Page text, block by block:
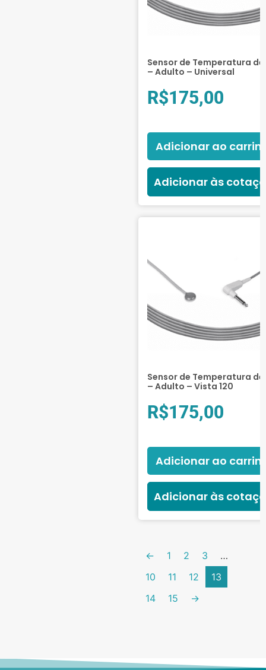
Sensor de Temperatura de
– Adulto – Universal
R$175,00
Adicionar ao
Adicionar às
Sensor de Temperatura de
– Adulto – Vista 120
R$175,00
Adicionar ao
Adicionar às
← 1 2 3
…
10
11 12
13
14
15 →